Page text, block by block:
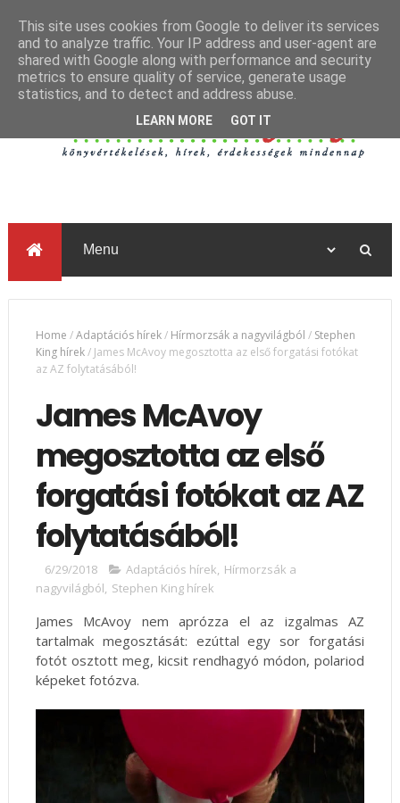
Home /Adaptációs hírek/ Hírmorzsák a nagyvilágból / Stephen
King hírek/ James McAvoy megosztotta az első forgatási fotókat
az AZ folytatásából!
James McAvoy
megosztotta az első
forgatási fotókat az AZ
folytatásából!
6/29/2018 Adaptációs hírek, Hírmorzsák a
nagyvilágból, Stephen King hírek
James McAvoy nem aprózza el az izgalmas AZ
tartalmak megosztását: ezúttal egy sor forgatási
fotót osztott meg, kicsit rendhagyó módon, polariod
képeket fotózva.
This site uses cookies from Google to deliver its services
and to analyze traffic. Your IP address and user-agent are
shared with Google along with performance and security
metrics to ensure quality of service, generate usage
statistics, and to detect and address abuse.
LEARN MORE GOT IT